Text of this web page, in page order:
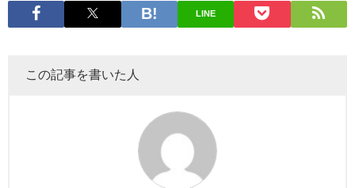
LINE
この記事を書いた人